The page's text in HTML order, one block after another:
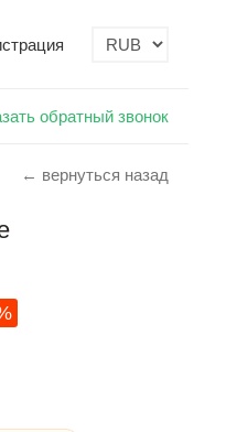
обратный звонок
← вернуться назад